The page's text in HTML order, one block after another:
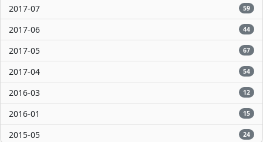
2017-07 59
2017-06 44
2017-05 67
2017-04 54
2016-03 12
2016-01 15
2015-05 24